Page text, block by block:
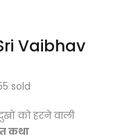
Vaibhav
sold
को हरने वाली
कथा
ID